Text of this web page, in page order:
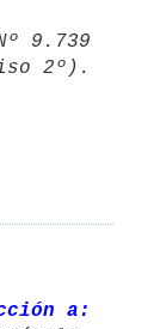
9.739
a: